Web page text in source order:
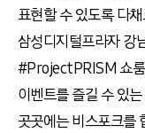
표현할 수 있도록 다
삼성디지털프라자 강
#ProjectPRISM 쇼룸
이벤트를 즐길 수 있
곳곳에는 비스포크를